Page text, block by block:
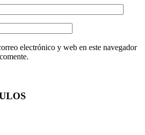
electrónico y web en este navegador